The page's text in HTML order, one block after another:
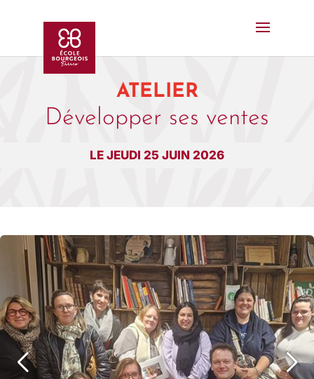
ATELIER
Développer ses ventes
LE JEUDI 25 JUIN 2026